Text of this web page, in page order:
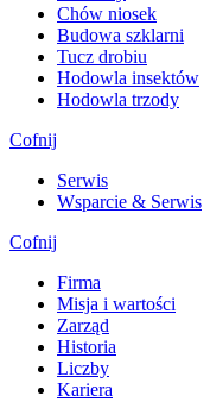
Chów niosek
Budowa szklarni
Tucz drobiu
Hodowla insektów
Hodowla trzody
Cofnij
Serwis
Wsparcie & Serwis
Cofnij
Firma
Misja i wartości
Zarząd
Historia
Liczby
Kariera